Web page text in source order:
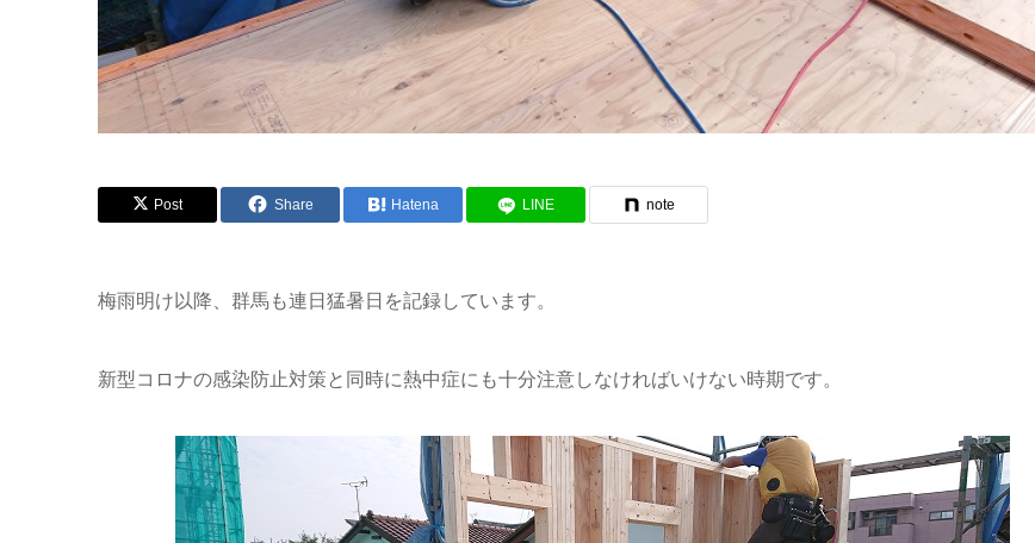
Post Share Hatena LINE note
梅雨明け以降、群馬も連日猛暑日を記録しています。
新型コロナの感染防止対策と同時に熱中症にも十分注意しなければいけない時期です。